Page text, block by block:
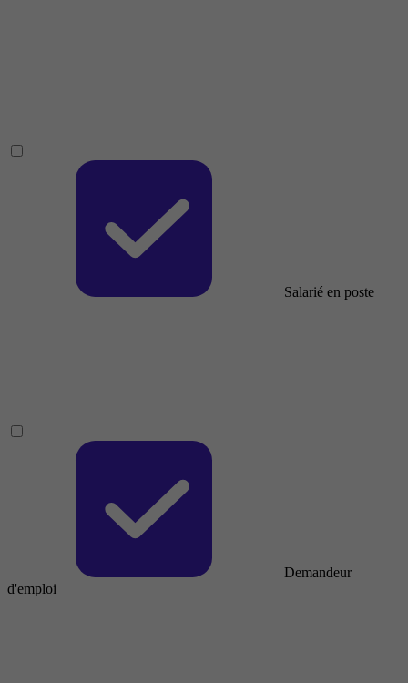
Salarié en poste
Demandeur
d'emploi